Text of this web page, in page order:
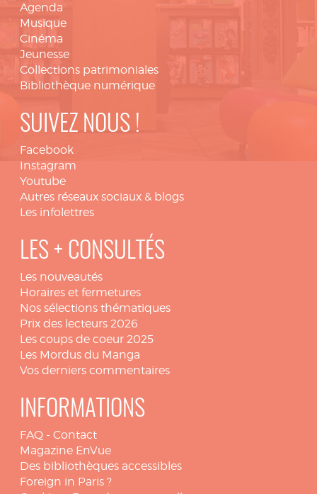
Agenda
Musique
Cinéma
Jeunesse
Collections patrimoniales
Bibliothèque numérique
SUIVEZ NOUS !
Facebook
Instagram
Youtube
Autres réseaux sociaux & blogs
Les infolettres
LES + CONSULTÉS
Les nouveautés
Horaires et fermetures
Nos sélections thématiques
Prix des lecteurs 2026
Les coups de coeur 2025
Les Mordus du Manga
Vos derniers commentaires
INFORMATIONS
FAQ - Contact
Magazine EnVue
Des bibliothèques accessibles
Foreign in Paris ?